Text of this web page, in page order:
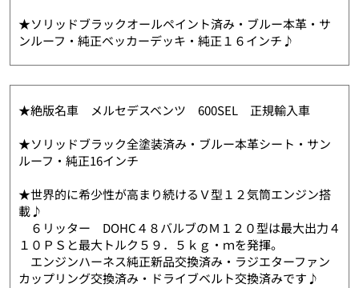
★ソリッドブラックオールペイント済み・ブルー本革・サ
ンルーフ・純正ベッカーデッキ・純正１６インチ♪
★絶版名車 メルセデスベンツ 600SEL 正規輸入車
★ソリッドブラック全塗装済み・ブルー本革シート・サン
ルーフ・純正16インチ
★世界的に希少性が高まり続けるＶ型１２気筒エンジン搭
載♪
６リッター DOHC４８バルブのＭ１２０型は最大出力４
１０ＰＳと最大トルク５９．５ｋｇ・ｍを発揮。
エンジンハーネス純正新品交換済み・ラジエターファン
カップリング交換済み・ドライブベルト交換済みです♪